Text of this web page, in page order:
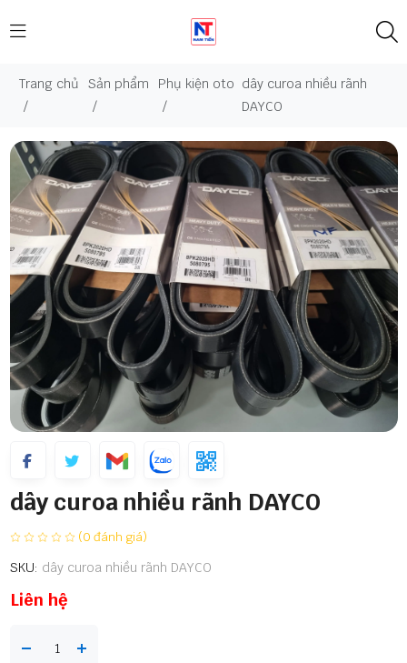
Trang chủ
/
Sản phẩm
/
Phụ kiện oto
/
dây curoa nhiều rãnh
DAYCO
dây curoa nhiều rãnh DAYCO
(0 đánh giá)
SKU: dây curoa nhiều rãnh DAYCO
Liên hệ